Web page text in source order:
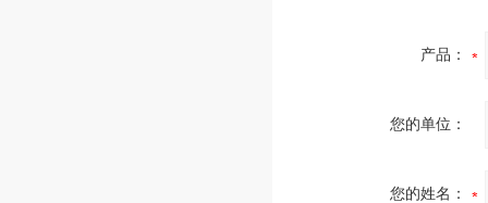
产品：
您的单位：
您的姓名：